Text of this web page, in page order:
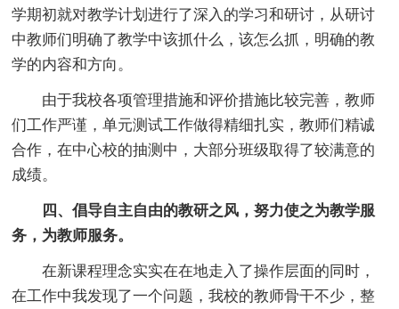
学期初就对教学计划进行了深入的学习和研讨，从研讨
中教师们明确了教学中该抓什么，该怎么抓，明确的教
学的内容和方向。
由于我校各项管理措施和评价措施比较完善，教师
们工作严谨，单元测试工作做得精细扎实，教师们精诚
合作，在中心校的抽测中，大部分班级取得了较满意的
成绩。
四、倡导自主自由的教研之风，努力使之为教学服
务，为教师服务。
在新课程理念实实在在地走入了操作层面的同时，
在工作中我发现了一个问题，我校的教师骨干不少，整